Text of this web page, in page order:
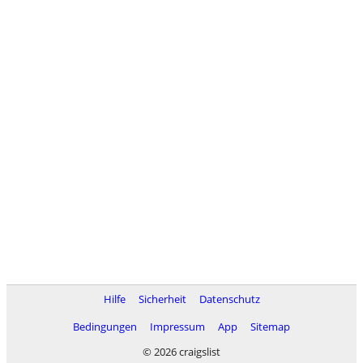
Hilfe Sicherheit
Datenschutz
Bedingungen
Impressum App
Sitemap
© 2026 craigslist